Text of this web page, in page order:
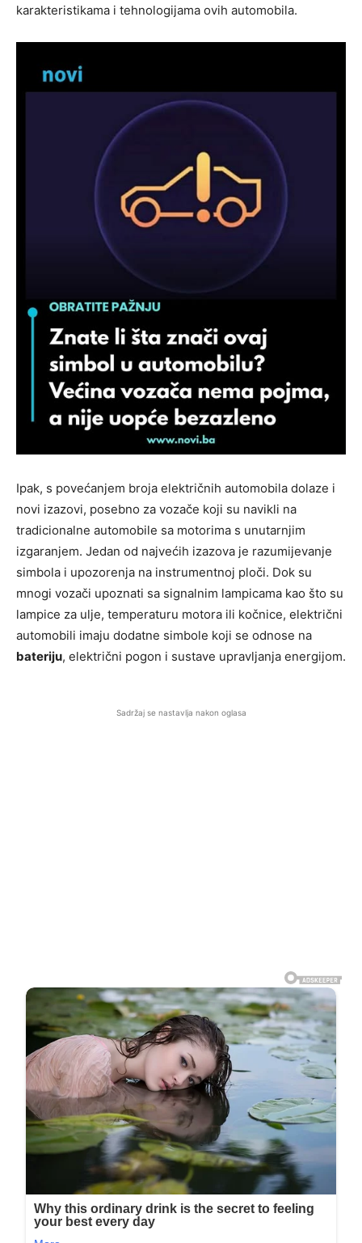
karakteristikama i tehnologijama ovih automobila.
Ipak, s povećanjem broja električnih automobila dolaze i
novi izazovi, posebno za vozače koji su navikli na
tradicionalne automobile sa motorima s unutarnjim
izgaranjem. Jedan od najvećih izazova je razumijevanje
simbola i upozorenja na instrumentnoj ploči. Dok su
mnogi vozači upoznati sa signalnim lampicama kao što su
lampice za ulje, temperaturu motora ili kočnice, električni
automobili imaju dodatne simbole koji se odnose na
bateriju, električni pogon i sustave upravljanja energijom.
Sadržaj se nastavlja nakon oglasa